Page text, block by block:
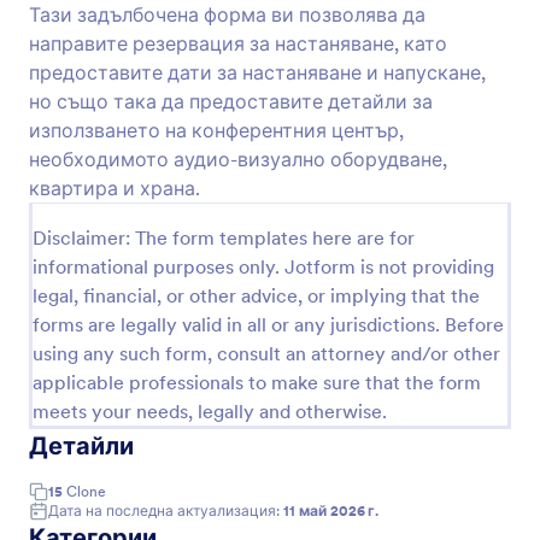
Тази задълбочена форма ви позволява да
направите резервация за настаняване, като
предоставите дати за настаняване и напускане,
но също така да предоставите детайли за
използването на конферентния център,
необходимото аудио-визуално оборудване,
квартира и храна.
Disclaimer: The form templates here are for
informational purposes only. Jotform is not providing
legal, financial, or other advice, or implying that the
forms are legally valid in all or any jurisdictions. Before
using any such form, consult an attorney and/or other
applicable professionals to make sure that the form
meets your needs, legally and otherwise.
Детайли
15 Clone
Дата на последна актуализация: 11 май 2026 г.
Просто плъзнете и пуснете, за да получите
вида, който искате. Интегрирайте с мощни
приложения на трети страни и го вградете в
уебсайта си, за да започнете да резервирате
стаи за клиенти. Използвайки онлайн форма за
резервация вместо резервации по телефон или
имейл, можете да достигнете до по-широка
аудитория, да улесните клиентите да
резервират стаи във вашия хотел и да
увеличите броя на резервациите, които
приемате. Всеки хотел е уникален, така че
получете желания дизайн с лесния за
използване коннструктор форми на Jotform!
Просто плъзнете и пуснете формовите полета,
за да пренаредите оформлението, да качите
логото на вашата компания или ново фоново
изображение или да изберете красива
формова тема, за да започнете. Можете дори
да събирате плащания за резервации с
Stripe или PayPal, да се интегрирате с
платформи за споделяне на файлове, като
Преглед